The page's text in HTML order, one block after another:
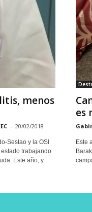
menos
- 20/02/2018
Sestao y la OSI
trabajando
Este año, y
es
Este